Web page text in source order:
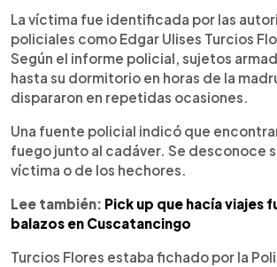
La víctima fue identificada por las
policiales como Edgar Ulises Turcios
Según el informe policial, sujetos
hasta su dormitorio en horas de la
dispararon en repetidas ocasiones.
Una fuente policial indicó que
fuego junto al cadáver. Se desconoce
víctima o de los hechores.
Lee también: Pick up que hacía viajes
balazos en Cuscatancingo
Turcios Flores estaba fichado por la